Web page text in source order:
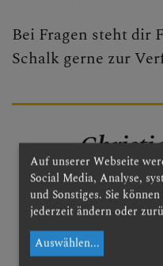
Bei Fragen steht dir
Schalk gerne zur
Deine
+43
Auf unserer Webseite
Social Media, Analyse,
und Sonstiges. Sie
jederzeit ändern oder
Auswählen...